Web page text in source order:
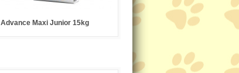
Advance Maxi Junior 15kg